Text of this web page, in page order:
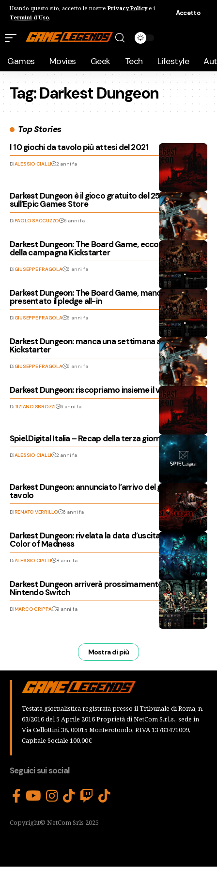
Usando questo sito, accetto le nostre Privacy Policye i
Termini d'Uso.
Accetto
Games Movies Geek Tech Lifestyle
Tag:Darkest Dungeon
Top Stories
I 10 giochi da tavolo più attesi del 2021
DiALESSIO CIALLI 2 anni fa
Darkest Dungeon è il gioco gratuito del 25 dicembre
sull’Epic Games Store
DiPAOLO SACCUZZO 6 anni fa
Darkest Dungeon: The Board Game, ecco i risultati
della campagna Kickstarter
DiGIUSEPPE FRAGOLA 6 anni fa
Darkest Dungeon: The Board Game, mancano 24 ore,
presentato il pledge all-in
DiGIUSEPPE FRAGOLA 6 anni fa
Darkest Dungeon: manca una settimana alla fine del
Kickstarter
DiGIUSEPPE FRAGOLA 6 anni fa
Darkest Dungeon: riscopriamo insieme il videogioco
DiTIZIANO SBROZZI 6 anni fa
Spiel.Digital Italia – Recap della terza giornata
DiALESSIO CIALLI 2 anni fa
Darkest Dungeon: annunciato l’arrivo del gioco da
tavolo
DiRENATO VERRILLO 6 anni fa
Darkest Dungeon: rivelata la data d’uscita del DLC The
Color of Madness
DiALESSIO CIALLI 8 anni fa
Darkest Dungeon arriverà prossimamente anche su
Nintendo Switch
DiMARCO CRIPPA 9 anni fa
Mostra di più
Testata giornalistica registrata presso il Tribunale di Roma, n.
63/2016 del 5 Aprile 2016 Proprietà di NetCom S.r.l.s., sede in
Via Cellottini 38, 00015 Monterotondo, P.IVA 13783471009,
Capitale Sociale 100,00€
Seguici sui social
Copyright© NetCom Srls 2025